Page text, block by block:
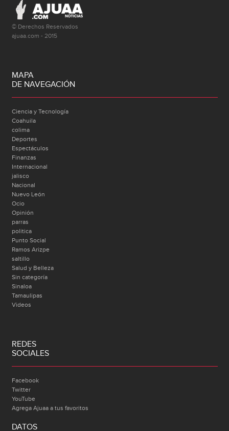
© Derechos Reservados
ajuaa.com - 2015
MAPA
DE NAVEGACIÓN
Ciencia y Tecnología
Coahuila
colima
Deportes
Espectáculos
Finanzas
Internacional
jalisco
Nacional
Nuevo León
Ocio
Opinión
parras
politica
Punto Social
Ramos Arizpe
saltillo
Salud y Belleza
Sin categoría
Sinaloa
Tamaulipas
Videos
REDES
SOCIALES
Facebook
Twitter
YouTube
Agrega Ajuaa a tus favoritos
DATOS